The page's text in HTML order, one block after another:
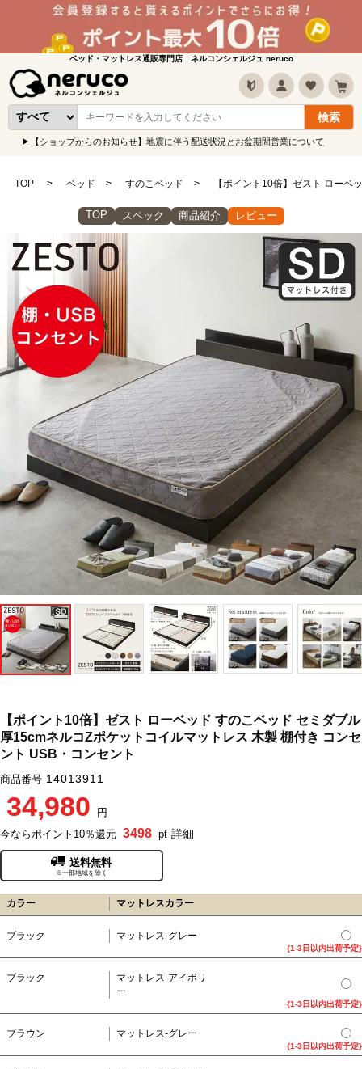
ベッド・マットレス通販専門店 ネルコンシェルジュ neruco
【ショップからのお知らせ】地震に伴う配送状況とお盆期間営業について
TOP ベッド すのこベッド 【ポイント10倍】ゼスト ローベ
TOP スペック 商品紹介 レビュー
【ポイント10倍】ゼスト ローベッド すのこベッド セミダブル
厚15cmネルコZポケットコイルマットレス 木製 棚付き コンセ
ント USB・コンセント
商品番号 14013911
34,980
円
今ならポイント10％還元 3498 pt 詳細
送料無料
※一部地域を除く
カラー マットレスカラー
ブラック マットレス-グレー
{1-3日以内出荷予定}
ブラック
マットレス-アイボリ
ー
{1-3日以内出荷予定}
ブラウン マットレス-グレー
{1-3日以内出荷予定}